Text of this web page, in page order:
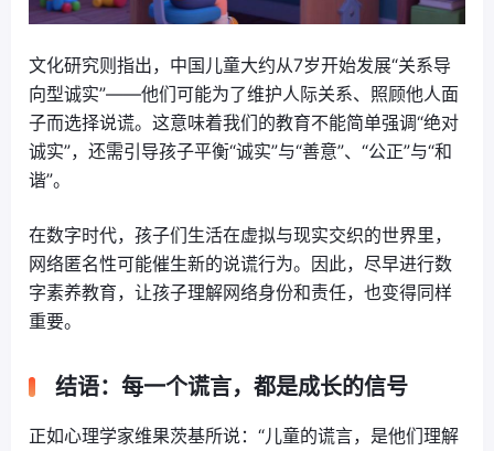
文化研究则指出，中国儿童大约从7岁开始发展“关系导
向型诚实”——他们可能为了维护人际关系、照顾他人面
子而选择说谎。这意味着我们的教育不能简单强调“绝对
诚实”，还需引导孩子平衡“诚实”与“善意”、“公正”与“和
谐”。
在数字时代，孩子们生活在虚拟与现实交织的世界里，
网络匿名性可能催生新的说谎行为。因此，尽早进行数
字素养教育，让孩子理解网络身份和责任，也变得同样
重要。
结语：每一个谎言，都是成长的信号
正如心理学家维果茨基所说：“儿童的谎言，是他们理解